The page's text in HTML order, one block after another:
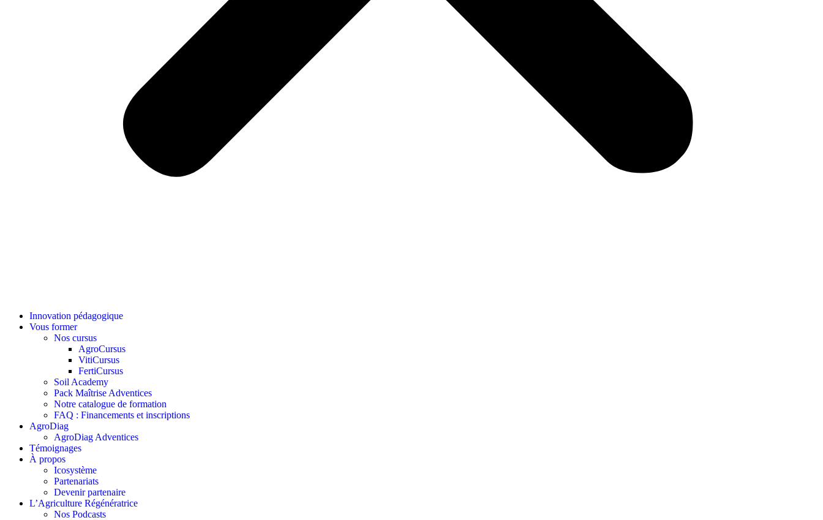
Innovation pédagogique
Vous former
Nos cursus
AgroCursus
VitiCursus
FertiCursus
Soil Academy
Pack Maîtrise Adventices
Notre catalogue de formation
FAQ : Financements et inscriptions
AgroDiag
AgroDiag Adventices
Témoignages
À propos
Icosystème
Partenariats
Devenir partenaire
L’Agriculture Régénératrice
Nos Podcasts